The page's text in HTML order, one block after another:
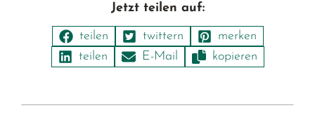
Jetzt teilen auf: